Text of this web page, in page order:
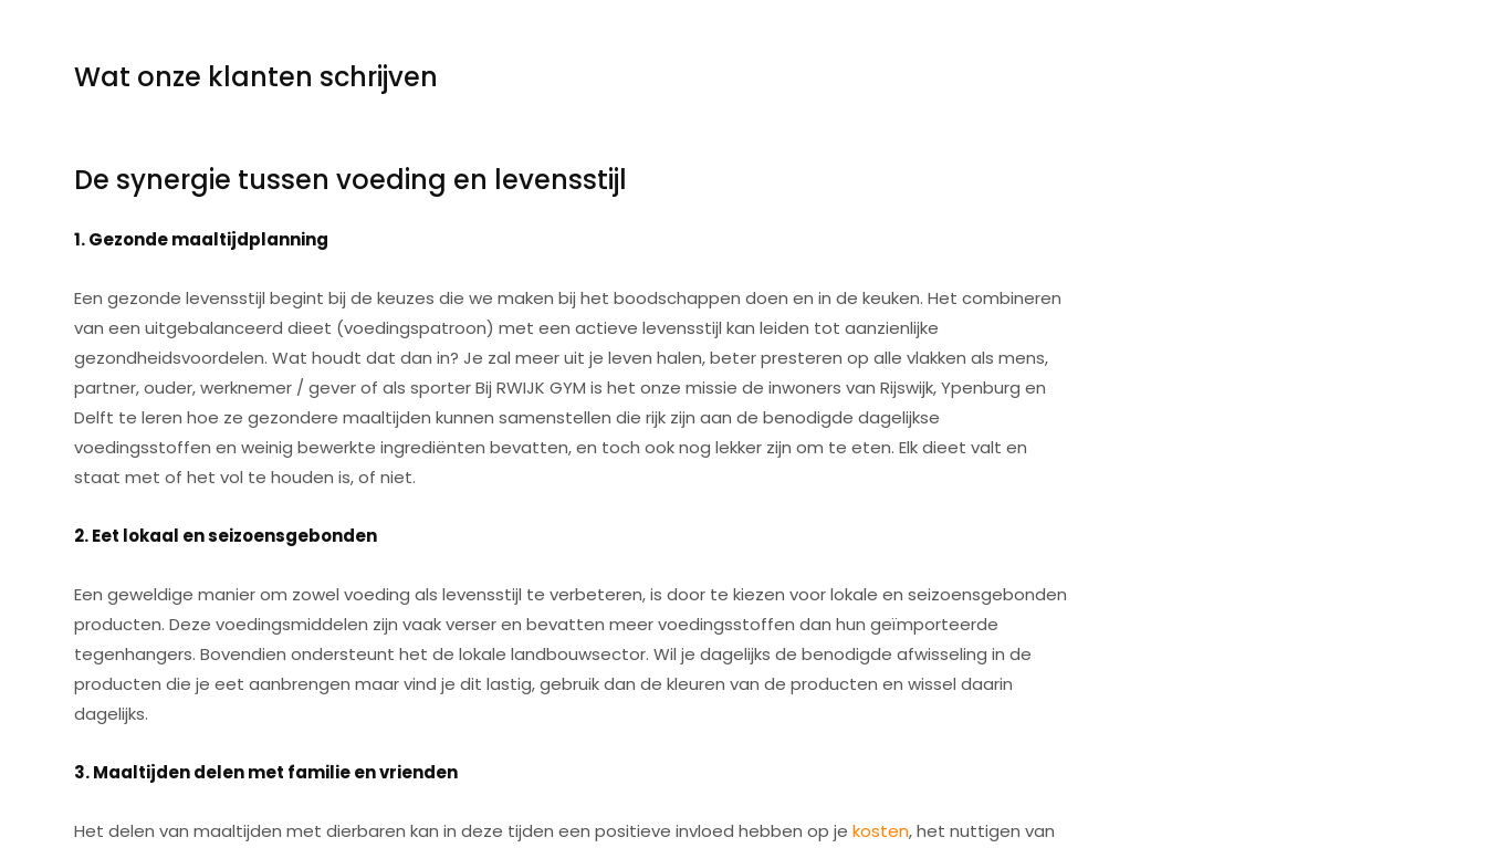
Wat onze klanten schrijven
De synergie tussen voeding en levensstijl
1. Gezonde maaltijdplanning
Een gezonde levensstijl begint bij de keuzes die we maken bij het boodschappen doen en in de keuken. Het combineren
van een uitgebalanceerd dieet (voedingspatroon) met een actieve levensstijl kan leiden tot aanzienlijke
gezondheidsvoordelen. Wat houdt dat dan in? Je zal meer uit je leven halen, beter presteren op alle vlakken als mens,
partner, ouder, werknemer / gever of als sporter Bij RWIJK GYM is het onze missie de inwoners van Rijswijk, Ypenburg en
Delft te leren hoe ze gezondere maaltijden kunnen samenstellen die rijk zijn aan de benodigde dagelijkse
voedingsstoffen en weinig bewerkte ingrediënten bevatten, en toch ook nog lekker zijn om te eten. Elk dieet valt en
staat met of het vol te houden is, of niet.
2. Eet lokaal en seizoensgebonden
Een geweldige manier om zowel voeding als levensstijl te verbeteren, is door te kiezen voor lokale en seizoensgebonden
producten. Deze voedingsmiddelen zijn vaak verser en bevatten meer voedingsstoffen dan hun geïmporteerde
tegenhangers. Bovendien ondersteunt het de lokale landbouwsector. Wil je dagelijks de benodigde afwisseling in de
producten die je eet aanbrengen maar vind je dit lastig, gebruik dan de kleuren van de producten en wissel daarin
dagelijks.
3. Maaltijden delen met familie en vrienden
Het delen van maaltijden met dierbaren kan in deze tijden een positieve invloed hebben op je kosten, het nuttigen van